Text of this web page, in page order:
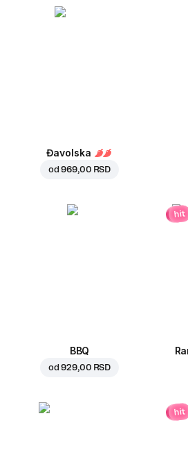
Đavolska
od969,00 RSD
BBQ
od929,00 RSD
hit
hit